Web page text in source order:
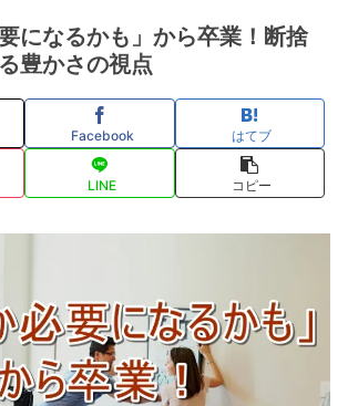
要になるかも」から卒業！断捨
豊かさの視点
Facebook はてブ
LINE コピー